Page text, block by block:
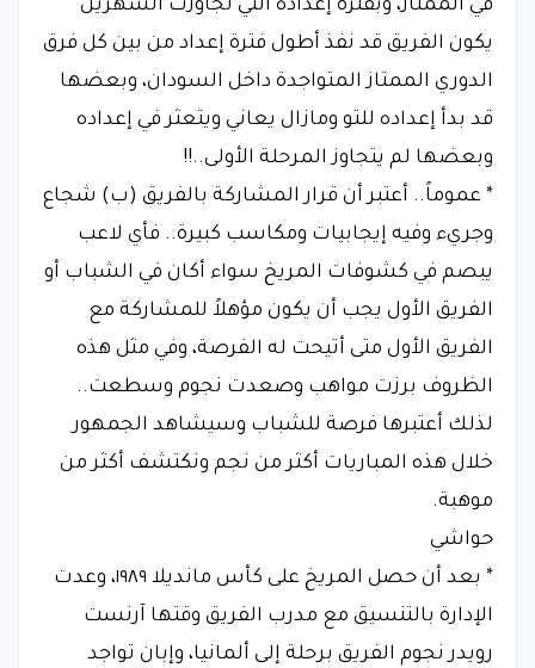
في الممتاز، وبفترة إعداده التي تجاوزت الشهرين
يكون الفريق قد نفذ أطول فترة إعداد من بين كل فرق
الدوري الممتاز المتواجدة داخل السودان، وبعضها
قد بدأ إعداده للتو ومازال يعاني ويتعثر في إعداده
وبعضها لم يتجاوز المرحلة الأولى..!!
* عموماً.. أعتبر أن قرار المشاركة بالفريق (ب) شجاع
وجريء وفيه إيجابيات ومكاسب كبيرة.. فأي لاعب
يبصم في كشوفات المريخ سواء أكان في الشباب أو
الفريق الأول يجب أن يكون مؤهلاً للمشاركة مع
الفريق الأول متى أتيحت له الفرصة، وفي مثل هذه
الظروف برزت مواهب وصعدت نجوم وسطعت..
لذلك أعتبرها فرصة للشباب وسيشاهد الجمهور
خلال هذه المباريات أكثر من نجم ونكتشف أكثر من
موهبة.
حواشي
* بعد أن حصل المريخ على كأس مانديلا ١٩٨٩، وعدت
الإدارة بالتنسيق مع مدرب الفريق وقتها آرنست
رويدر نجوم الفريق برحلة إلى ألمانيا، وإبان تواجد